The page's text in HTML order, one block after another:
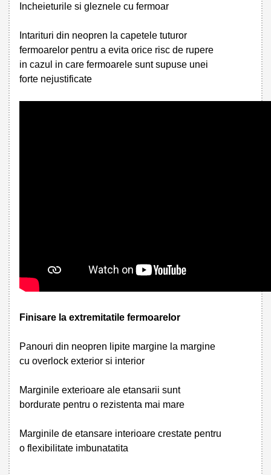
Incheieturile si gleznele cu fermoar
Intarituri din neopren la capetele tuturor
fermoarelor pentru a evita orice risc de rupere
in cazul in care fermoarele sunt supuse unei
forte nejustificate
Finisare la extremitatile fermoarelor
Panouri din neopren lipite margine la margine
cu overlock exterior si interior
Marginile exterioare ale etansarii sunt
bordurate pentru o rezistenta mai mare
Marginile de etansare interioare crestate pentru
o flexibilitate imbunatatita